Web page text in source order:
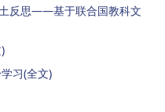
反思——基于联合国教科文
习(全文)